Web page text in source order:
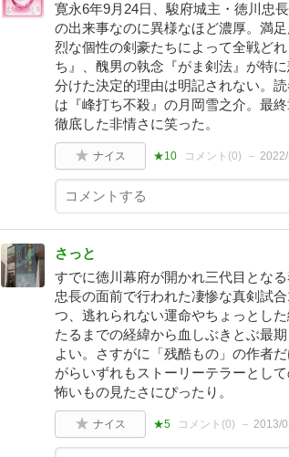
寛永6年9月24日、駿府城主・徳川忠
の出来事なのに異様なほど濃厚。満
烈な個性の剣豪たちによって全戦ど
ち』、醜男の執念『がま剣法』が特
分けた決定的理由は明記されない。
は『峰打ち不殺』の月岡雪之介。最
徹底した非情さに笑った。
ナイス ★10 コメント(0)
さっと
すでに徳川幕府が開かれ三代目とな
忠長の面前で行われた凄惨な真剣試
つ、逃れられない運命やちょっとし
たるまでの経緯から血しぶきとぶ最
よい。さすがに「残酷もの」の作者
がらいずれもストーリーテラーとし
怖いもの見たさにぴったり。
ナイス ★5 コメント(0) 2013/